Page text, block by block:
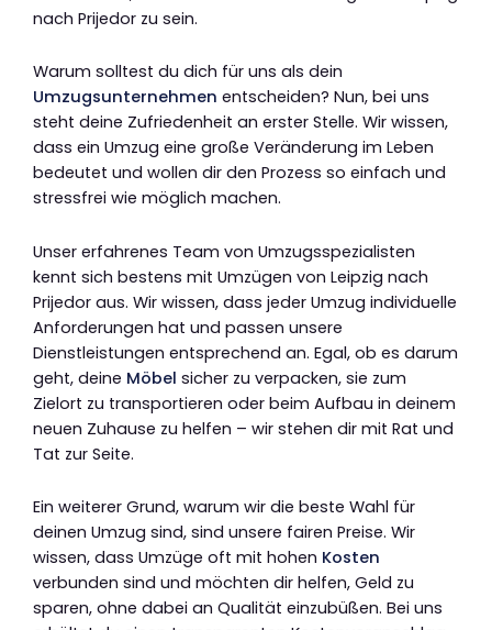
nach Prijedor zu sein.
Warum solltest du dich für uns als dein
Umzugsunternehmen entscheiden? Nun, bei uns
steht deine Zufriedenheit an erster Stelle. Wir wissen,
dass ein Umzug eine große Veränderung im Leben
bedeutet und wollen dir den Prozess so einfach und
stressfrei wie möglich machen.
Unser erfahrenes Team von Umzugsspezialisten
kennt sich bestens mit Umzügen von Leipzig nach
Prijedor aus. Wir wissen, dass jeder Umzug individuelle
Anforderungen hat und passen unsere
Dienstleistungen entsprechend an. Egal, ob es darum
geht, deine Möbel sicher zu verpacken, sie zum
Zielort zu transportieren oder beim Aufbau in deinem
neuen Zuhause zu helfen – wir stehen dir mit Rat und
Tat zur Seite.
Ein weiterer Grund, warum wir die beste Wahl für
deinen Umzug sind, sind unsere fairen Preise. Wir
wissen, dass Umzüge oft mit hohen Kosten
verbunden sind und möchten dir helfen, Geld zu
sparen, ohne dabei an Qualität einzubüßen. Bei uns